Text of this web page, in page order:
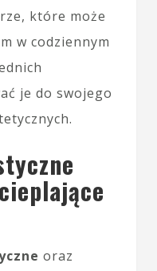
które może
w codziennym
je do swojego
oraz